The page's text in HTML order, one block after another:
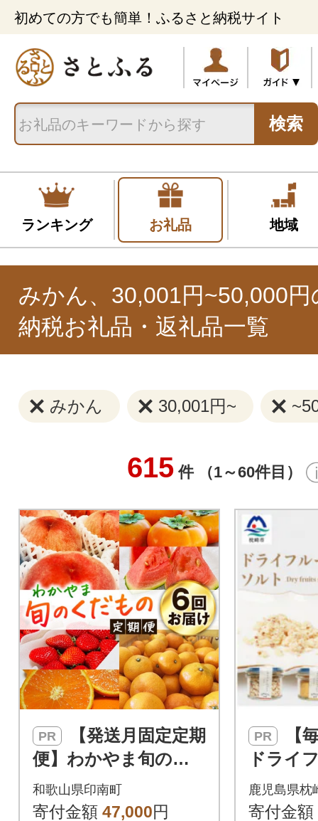
初めての方でも簡単！ふるさと納税サイト
検索
ランキング お礼品 地域
みかん、30,001円~50,000
納税お礼品・返礼品一覧
みかん 30,001円~
615 件 （1～60件目）
PR
便】わかやま旬のく
だもの【S】全6回
和歌山県印南町
寄付金額 47,000円
PR
ドライ
ト3種セ
ご・た
鹿児島県枕
寄付金額